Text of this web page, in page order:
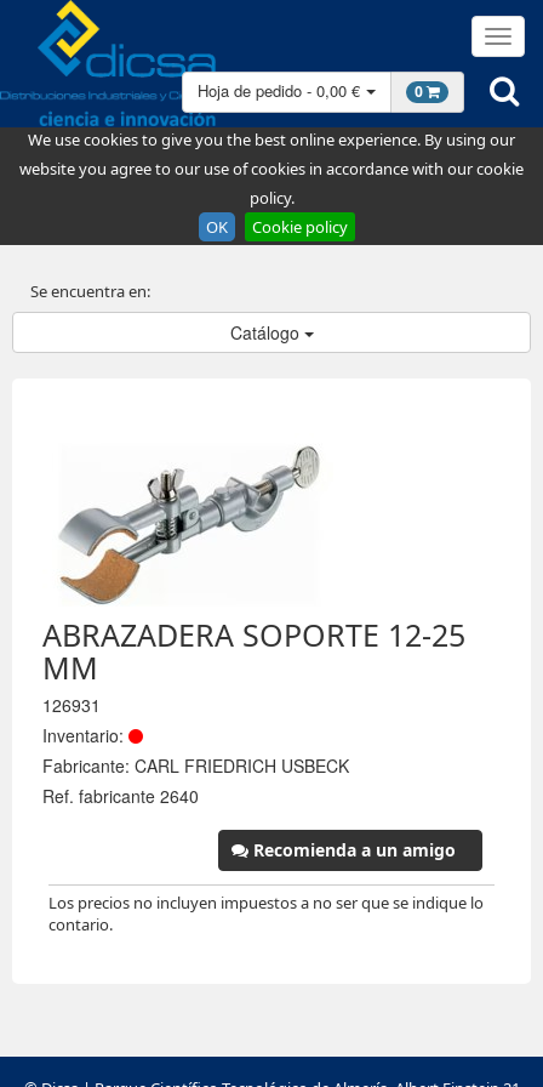
We use cookies to give you the best online experience. By using our
website you agree to our use of cookies in accordance with our cookie
policy.
OK
Cookie policy
Hoja de pedido - 0,00 € 0
Se encuentra en:
Catálogo
ABRAZADERA SOPORTE 12-25
MM
126931
Inventario:
Fabricante: CARL FRIEDRICH USBECK
Ref. fabricante 2640
Recomienda a un amigo
Los precios no incluyen impuestos a no ser que se indique lo
contario.